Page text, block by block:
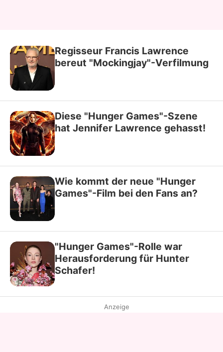
Regisseur Francis Lawrence
bereut "Mockingjay"-Verfilmung
Diese "Hunger Games"-Szene
hat Jennifer Lawrence gehasst!
Wie kommt der neue "Hunger
Games"-Film bei den Fans an?
"Hunger Games"-Rolle war
Herausforderung für Hunter
Schafer!
Anzeige